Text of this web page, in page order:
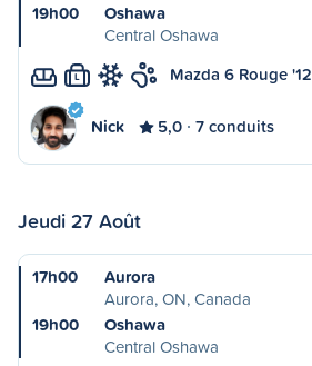
19h00
Oshawa
Central Oshawa
L Mazda 6 Rouge '12
Nick 5,0 7 conduits
Jeudi 27 Août
17h00
Aurora
Aurora, ON, Canada
19h00
Oshawa
Central Oshawa